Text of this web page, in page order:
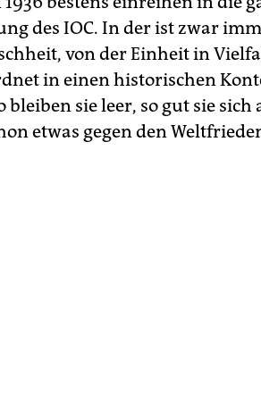
des IOC. In der ist zwar
von der Einheit in
in einen historischen
bleiben sie leer, so gut sie
etwas gegen den